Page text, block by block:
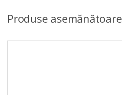
Produse asemănătoare